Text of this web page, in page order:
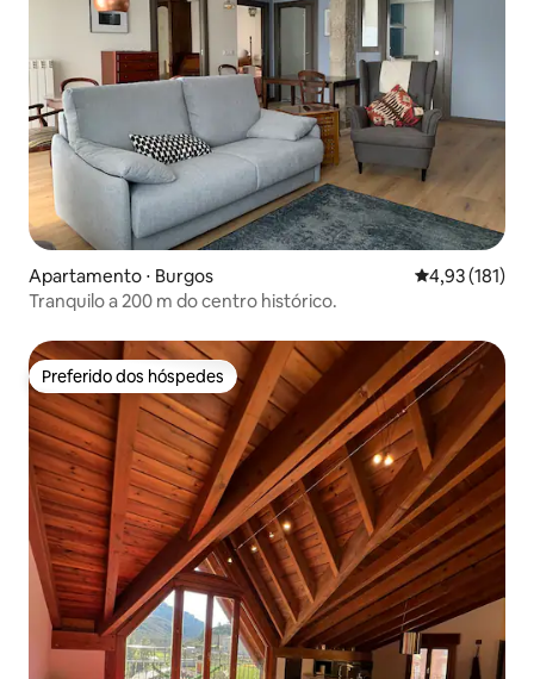
Apartamento ⋅ Burgos 4,93 de uma
4,93 (181)
Tranquilo a 200 m do centro histórico.
Preferido dos hóspedes
Preferido dos hóspedes